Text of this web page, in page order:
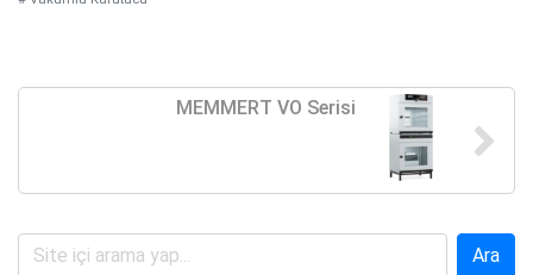
MEMMERT VO Serisi